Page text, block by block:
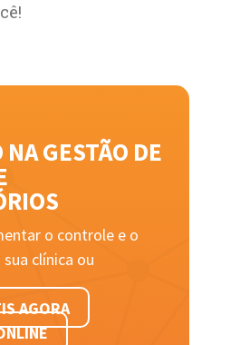
GESTÃO DE
o controle e o
clínica ou
AGORA